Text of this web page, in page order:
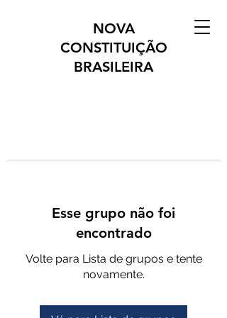
NOVA
CONSTITUIÇÃO
BRASILEIRA
Esse grupo não foi
encontrado
Volte para Lista de grupos e tente
novamente.